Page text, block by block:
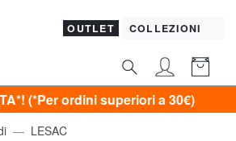
OUTLET COLLEZIONI
ordini superiori a 30€)
LESAC